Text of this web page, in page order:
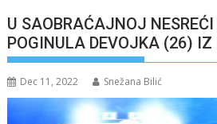
U SAOBRAĆAJNOJ
POGINULA DEVOJKA (26)
Dec 11, 2022 Snežana Bilić